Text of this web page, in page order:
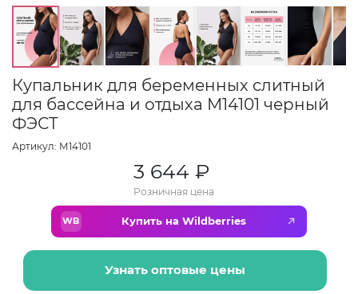
Купальник для беременных слитный
для бассейна и отдыха М14101 черный
ФЭСТ
Артикул: М14101
3 644 ₽
Розничная цена
WB Купить на Wildberries
Узнать оптовые цены